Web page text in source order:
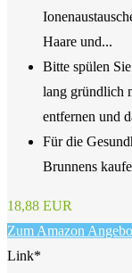
Haare und...
Bitte spülen
lang gründlich
entfernen und
Für die
Brunnens
18,88 EUR
Zum Amazon
Link*